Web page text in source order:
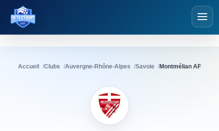
Détections Foot
Accueil Clubs Auvergne-Rhône-Alpes Savoie Montmélian AF